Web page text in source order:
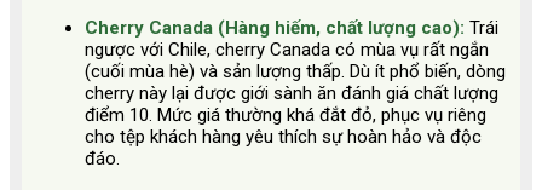
Cherry Canada (Hàng hiếm, chất lượng cao): Trái
ngược với Chile, cherry Canada có mùa vụ rất ngắn
(cuối mùa hè) và sản lượng thấp. Dù ít phổ biến, dòng
cherry này lại được giới sành ăn đánh giá chất lượng
điểm 10. Mức giá thường khá đắt đỏ, phục vụ riêng
cho tệp khách hàng yêu thích sự hoàn hảo và độc
đáo.